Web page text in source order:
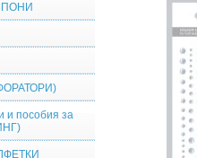
и пособия за